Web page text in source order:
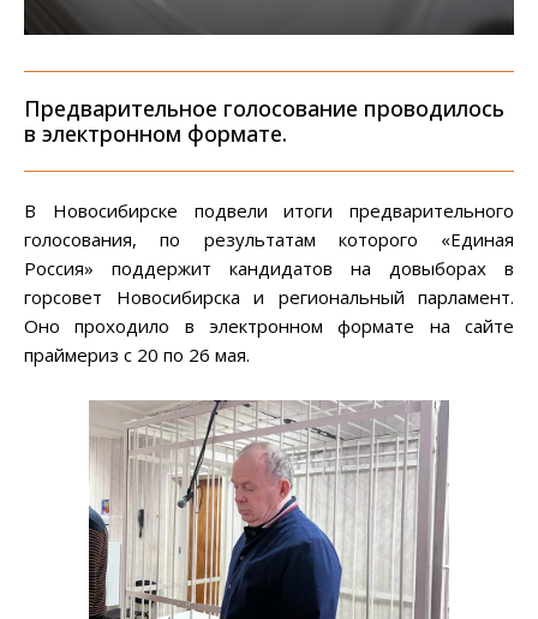
Предварительное голосование проводилось
в электронном формате.
В Новосибирске подвели итоги предварительного
голосования, по результатам которого «Единая
Россия» поддержит кандидатов на довыборах в
горсовет Новосибирска и региональный парламент.
Оно проходило в электронном формате на сайте
праймериз с 20 по 26 мая.